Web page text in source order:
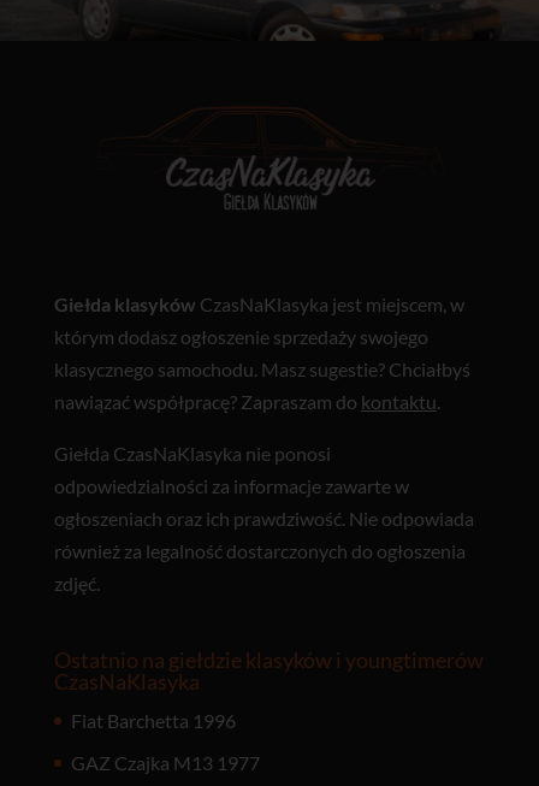
Giełda klasyków CzasNaKlasyka jest miejscem, w
którym dodasz ogłoszenie sprzedaży swojego
klasycznego samochodu. Masz sugestie? Chciałbyś
nawiązać współpracę? Zapraszam do kontaktu.
Giełda CzasNaKlasyka nie ponosi
odpowiedzialności za informacje zawarte w
ogłoszeniach oraz ich prawdziwość. Nie odpowiada
również za legalność dostarczonych do ogłoszenia
zdjęć.
Ostatnio na giełdzie klasyków i youngtimerów
CzasNaKlasyka
Fiat Barchetta 1996
GAZ Czajka M13 1977